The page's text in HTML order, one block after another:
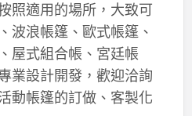
照適用的場所，大致可
波浪帳篷、歐式帳篷、
屋式組合帳、宮廷帳
業設計開發，歡迎洽詢
動帳篷的訂做、客製化